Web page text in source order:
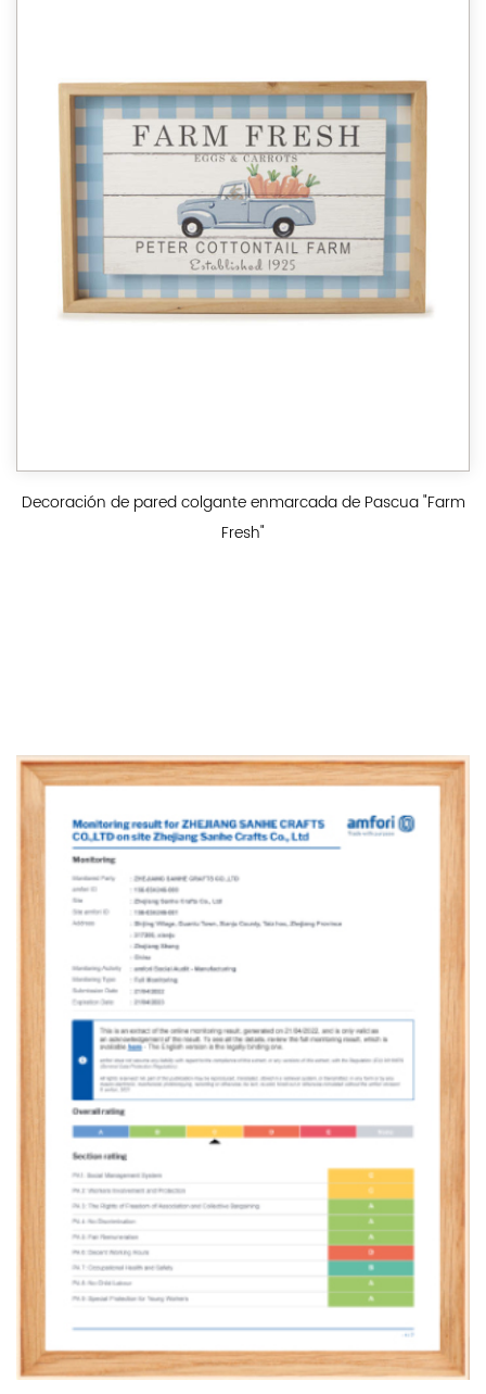
Decoración de pared colgante enmarcada de Pascua "Farm
Fresh"